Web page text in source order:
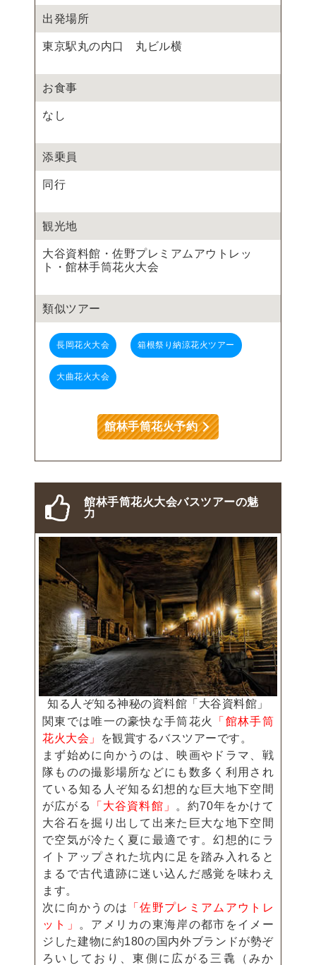
出発場所
東京駅丸の内口 丸ビル横
お食事
なし
添乗員
同行
観光地
大谷資料館・佐野プレミアムアウトレッ
ト・館林手筒花火大会
類似ツアー
長岡花火大会 箱根祭り納涼花火ツアー
大曲花火大会
館林手筒花火予約
館林手筒花火大会バスツアーの魅
力
知る人ぞ知る神秘の資料館「大谷資料館」
関東では唯一の豪快な手筒花火
「館林手筒
花火大会」
を観賞するバスツアーです。
まず始めに向かうのは、映画やドラマ、戦
隊ものの撮影場所などにも数多く利用され
ている知る人ぞ知る幻想的な巨大地下空間
が広がる
「大谷資料館」
。約70年をかけて
大谷石を掘り出して出来た巨大な地下空間
で空気が冷たく夏に最適です。幻想的にラ
イトアップされた坑内に足を踏み入れると
まるで古代遺跡に迷い込んだ感覚を味わえ
ます。
次に向かうのは
「佐野プレミアムアウトレ
ット」
。アメリカの東海岸の都市をイメー
ジした建物に約180の国内外ブランドが勢ぞ
ろいしており、東側に広がる三毳（みか